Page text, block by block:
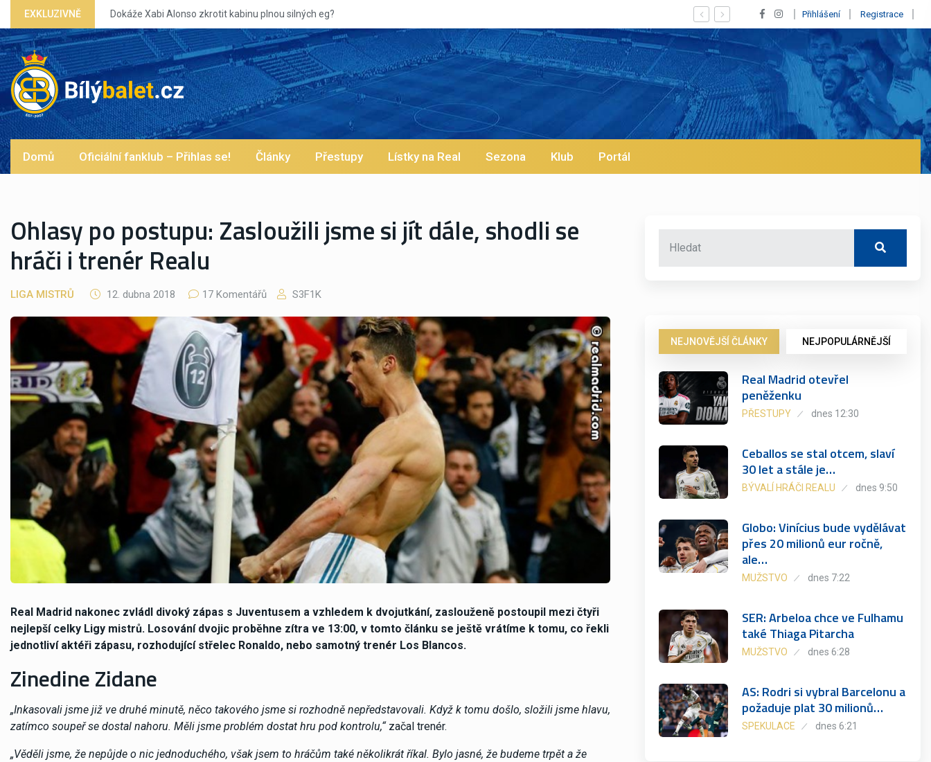
EXKLUZIVNĚ
Xabi Alonso zkrotit kabinu plnou silných eg? Vypískaný Vinícius! Blíží se jeho odchod z Realu a pustí se klub na trh už v
Přihlášení Registrace
Domů Oficiální fanklub – Přihlas se! Články Přestupy Lístky na Real Sezona Klub Portál
Ohlasy po postupu: Zasloužili jsme si jít dále, shodli se
hráči i trenér Realu
LIGA MISTRŮ 12. dubna 2018 17 Komentářů S3F1K
Real Madrid nakonec zvládl divoký zápas s Juventusem a vzhledem k dvojutkání, zaslouženě postoupil mezi čtyři
nejlepší celky Ligy mistrů. Losování dvojic proběhne zítra ve 13:00, v tomto článku se ještě vrátíme k tomu, co řekli
jednotliví aktéři zápasu, rozhodující střelec Ronaldo, nebo samotný trenér Los Blancos.
Zinedine Zidane
„Inkasovali jsme již ve druhé minutě, něco takového jsme si rozhodně nepředstavovali. Když k tomu došlo, složili jsme hlavu,
zatímco soupeř se dostal nahoru. Měli jsme problém dostat hru pod kontrolu,“začal trenér.
„Věděli jsme, že nepůjde o nic jednoduchého, však jsem to hráčům také několikrát říkal. Bylo jasné, že budeme trpět a že
NEJNOVĚJŠÍ ČLÁNKY NEJPOPULÁRNĚJŠÍ
Real Madrid otevřel
peněženku
PŘESTUPY dnes 12:30
Ceballos se stal otcem, slaví
30 let a stále je…
BÝVALÍ HRÁČI REALU dnes 9:50
Globo: Vinícius bude vydělávat
přes 20 milionů eur ročně,
ale…
MUŽSTVO dnes 7:22
SER: Arbeloa chce ve Fulhamu
také Thiaga Pitarcha
MUŽSTVO dnes 6:28
AS: Rodri si vybral Barcelonu a
požaduje plat 30 milionů…
SPEKULACE dnes 6:21